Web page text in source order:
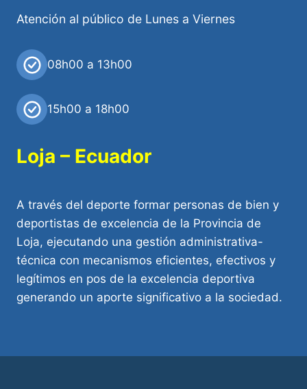
Atención al público de Lunes a Viernes
08h00 a 13h00
15h00 a 18h00
Loja – Ecuador
A través del deporte formar personas de bien y
deportistas de excelencia de la Provincia de
Loja, ejecutando una gestión administrativa-
técnica con mecanismos eficientes, efectivos y
legítimos en pos de la excelencia deportiva
generando un aporte significativo a la sociedad.